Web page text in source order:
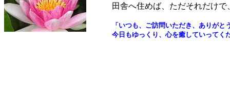
田舎へ住めば、ただそれだけ
「いつも、ご訪問いただき、ありがと
今日もゆっくり、心を癒していってく